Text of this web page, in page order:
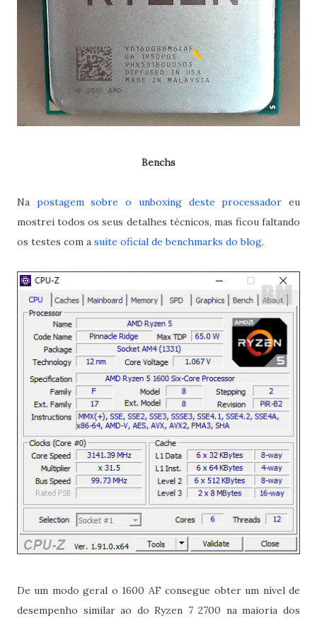
Benchs
Na postagem sobre o unboxing deste processador eu
mostrei todos os seus detalhes técnicos, mas ficou faltando
os testes com a suíte oficial de benchmarks do blog.
De um modo geral o 1600 AF consegue obter um nível de
desempenho similar ao do Ryzen 7 2700 na maioria dos